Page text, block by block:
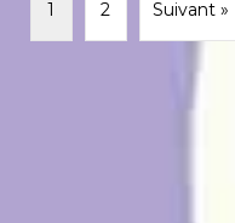
1 2 Suivant »